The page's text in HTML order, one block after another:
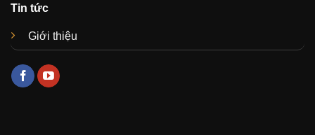
Tin tức
Giới thiệu